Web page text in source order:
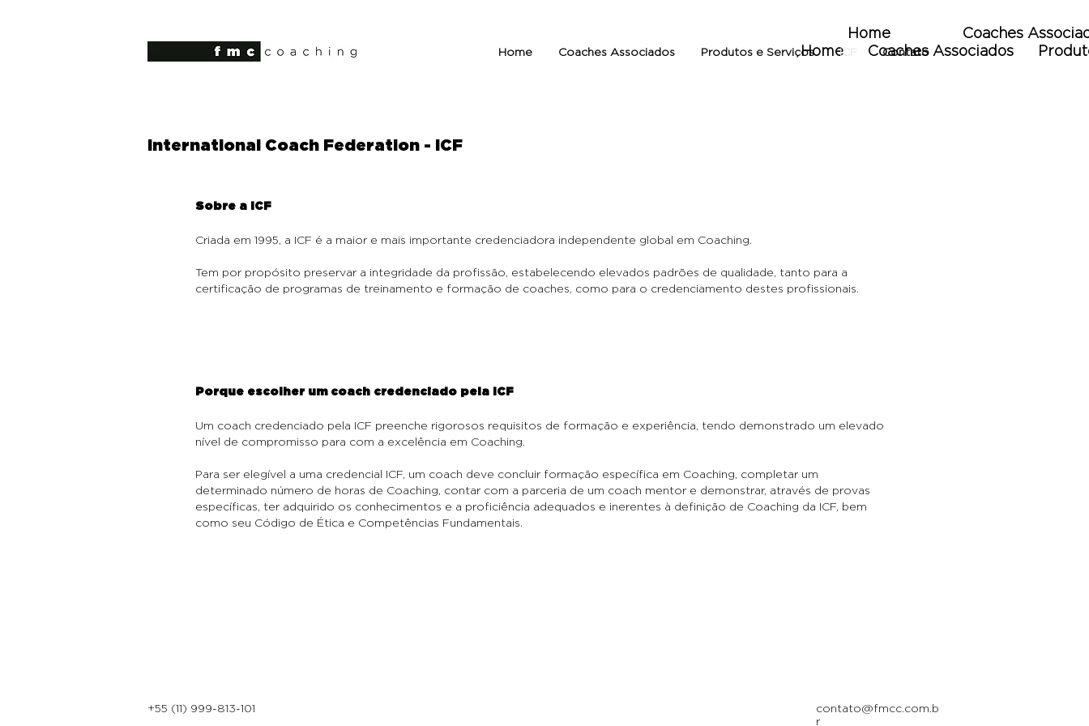
Home Coaches Associados Produtos e Serviços ICF Contato
International Coach Federation - ICF
Sobre a ICF
Criada em 1995, a ICF é a maior e mais importante credenciadora independente global em Coaching.
Tem por propósito preservar a integridade da profissão, estabelecendo elevados padrões de qualidade, tanto para a
certificação de programas de treinamento e formação de coaches, como para o credenciamento destes profissionais.
Porque escolher um coach credenciado pela ICF
Um coach credenciado pela ICF preenche rigorosos requisitos de formação e experiência, tendo demonstrado um elevado
nível de compromisso para com a excelência em Coaching.
Para ser elegível a uma credencial ICF, um coach deve concluir formação específica em Coaching, completar um
determinado número de horas de Coaching, contar com a parceria de um coach mentor e demonstrar, através de provas
específicas, ter adquirido os conhecimentos e a proficiência adequados e inerentes à definição de Coaching da ICF, bem
como seu Código de Ética e Competências Fundamentais.
Home Coaches Associados
Home Coaches
+55 (11) 999-813-101
contato@fmcc.com.b
r